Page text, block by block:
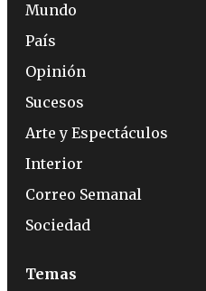
Mundo
País
Opinión
Sucesos
Arte y Espectáculos
Interior
Correo Semanal
Sociedad
Temas